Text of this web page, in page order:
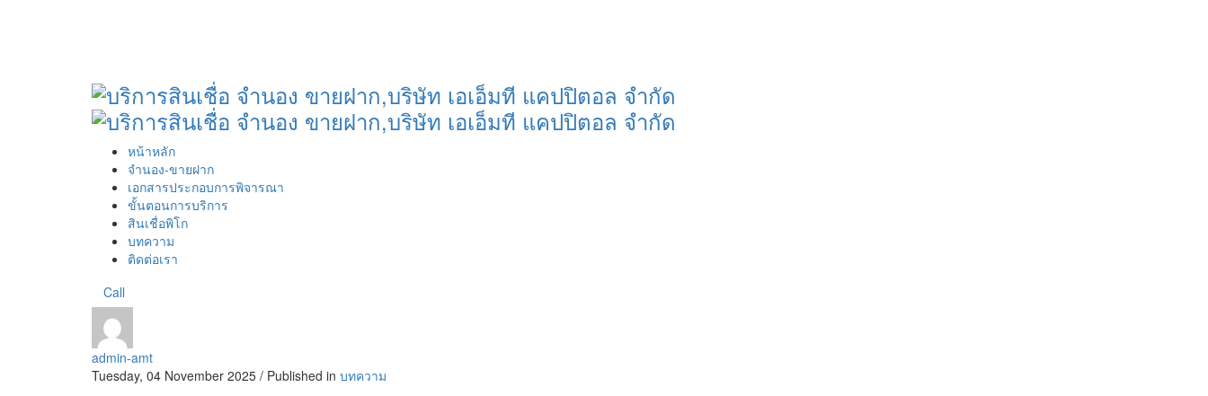
หน้าหลัก
จำนอง-ขายฝาก
เอกสารประกอบการพิจารณา
ขั้นตอนการบริการ
สินเชื่อพิโก
บทความ
ติดต่อเรา
Call
admin-amt
Tuesday, 04 November 2025 / Published in บทความ